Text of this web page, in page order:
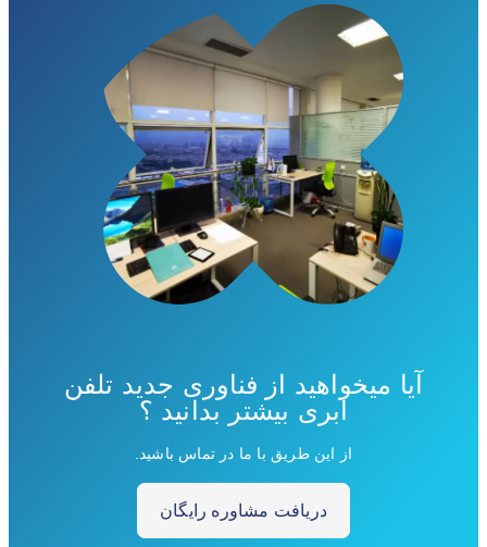
آیا میخواهید از فناوری جدید تلفن
ابری بیشتر بدانید ؟
از این طریق با ما در تماس باشید.
دریافت مشاوره رایگان